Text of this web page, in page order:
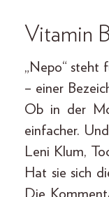
Vitamin
„Nepo“ steht
– einer
Ob in der
einfacher.
Leni Klum,
Hat sie sich